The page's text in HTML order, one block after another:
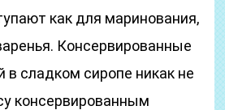
как для маринования,
Консервированные
в сладком сиропе никак не
консервированным